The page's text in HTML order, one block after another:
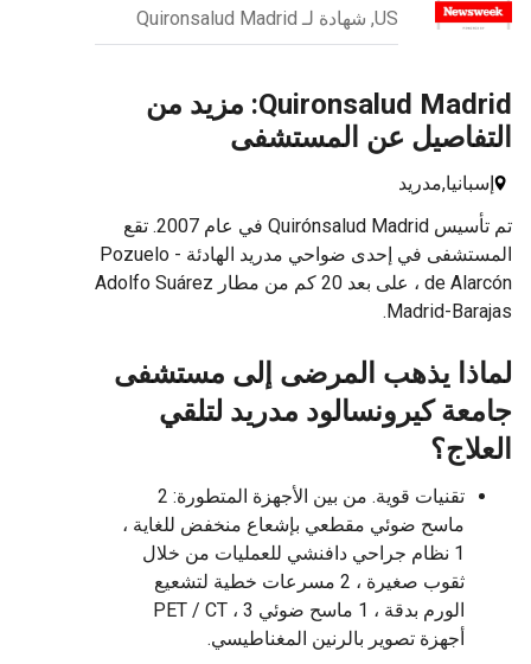
US, شهادة لـ Quironsalud Madrid
Quironsalud Madrid: مزيد من
التفاصيل عن المستشفى
إسبانيا,مدريد
تم تأسيس Quirónsalud Madrid في عام 2007. تقع
المستشفى في إحدى ضواحي مدريد الهادئة - Pozuelo
de Alarcón ، على بعد 20 كم من مطار Adolfo Suárez
Madrid-Barajas.
لماذا يذهب المرضى إلى مستشفى
جامعة كيرونسالود مدريد لتلقي
العلاج؟
تقنيات قوية. من بين الأجهزة المتطورة: 2
ماسح ضوئي مقطعي بإشعاع منخفض للغاية ،
1 نظام جراحي دافنشي للعمليات من خلال
ثقوب صغيرة ، 2 مسرعات خطية لتشعيع
الورم بدقة ، 1 ماسح ضوئي PET / CT ، 3
أجهزة تصوير بالرنين المغناطيسي.